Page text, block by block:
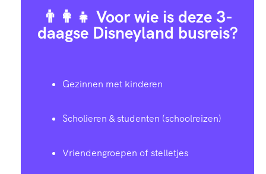
👨‍👩‍👧 Voor wie is deze 3-
daagse Disneyland busreis?
Gezinnen met kinderen
Scholieren & studenten (schoolreizen)
Vriendengroepen of stelletjes